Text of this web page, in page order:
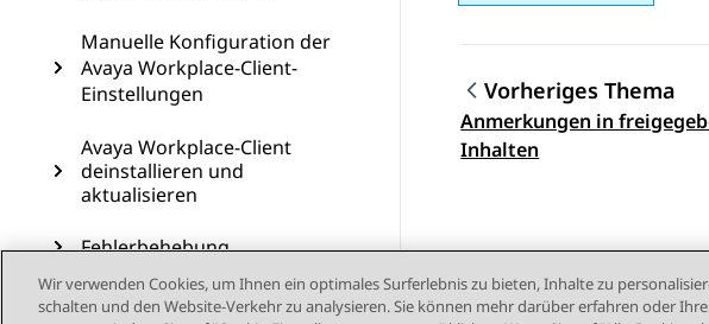
Manuelle Konfiguration der
Avaya Workplace-Client-
Einstellungen
Avaya Workplace-Client
deinstallieren und
aktualisieren
Fehlerbehebung
Einrichten des Avaya
Vorheriges Thema
Anmerkungen in
Inhalten
Wir verwenden Cookies, um Ihnen ein optimales Surferlebnis zu bieten, Inhalte zu
schalten und den Website-Verkehr zu analysieren. Sie können mehr darüber erfahren oder